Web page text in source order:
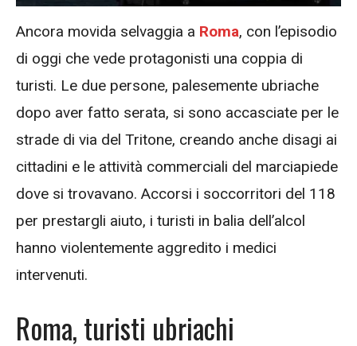
Ancora movida selvaggia a Roma, con l’episodio
di oggi che vede protagonisti una coppia di
turisti. Le due persone, palesemente ubriache
dopo aver fatto serata, si sono accasciate per le
strade di via del Tritone, creando anche disagi ai
cittadini e le attività commerciali del marciapiede
dove si trovavano. Accorsi i soccorritori del 118
per prestargli aiuto, i turisti in balia dell’alcol
hanno violentemente aggredito i medici
intervenuti.
Roma, turisti ubriachi